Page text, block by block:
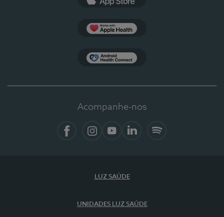
Acompanhe-nos
LUZ SAÚDE
UNIDADES LUZ SAÚDE